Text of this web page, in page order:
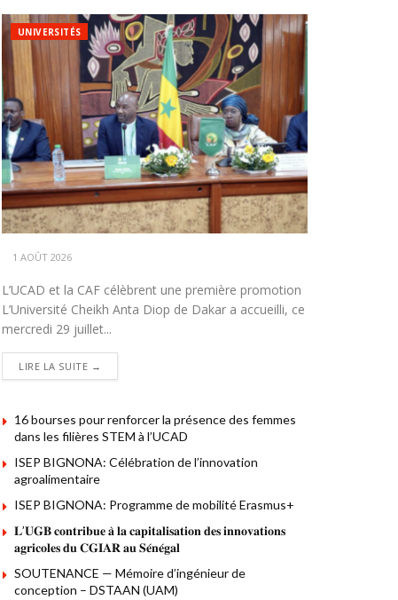
UNIVERSITÉS
1 AOÛT 2026
L’UCAD et la CAF célèbrent une première promotion
L’Université Cheikh Anta Diop de Dakar a accueilli, ce
mercredi 29 juillet...
LIRE LA SUITE →
16 bourses pour renforcer la présence des femmes
dans les filières STEM à l’UCAD
ISEP BIGNONA: Célébration de l’innovation
agroalimentaire
ISEP BIGNONA: Programme de mobilité Erasmus+
𝐋’𝐔𝐆𝐁 𝐜𝐨𝐧𝐭𝐫𝐢𝐛𝐮𝐞 𝐚̀ 𝐥𝐚 𝐜𝐚𝐩𝐢𝐭𝐚𝐥𝐢𝐬𝐚𝐭𝐢𝐨𝐧 𝐝𝐞𝐬 𝐢𝐧𝐧𝐨𝐯𝐚𝐭𝐢𝐨𝐧𝐬
𝐚𝐠𝐫𝐢𝐜𝐨𝐥𝐞𝐬 𝐝𝐮 𝐂𝐆𝐈𝐀𝐑 𝐚𝐮 𝐒𝐞́𝐧𝐞́𝐠𝐚𝐥
SOUTENANCE — Mémoire d’ingénieur de
conception – DSTAAN (UAM)